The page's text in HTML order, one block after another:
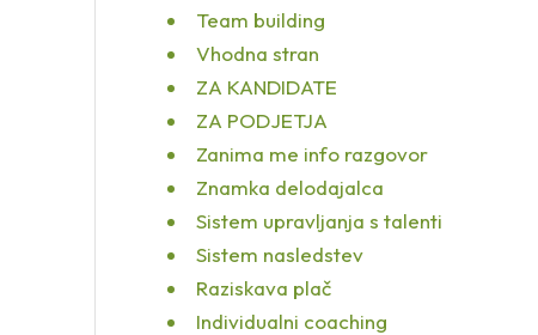
Team building
Vhodna stran
ZA KANDIDATE
ZA PODJETJA
Zanima me info razgovor
Znamka delodajalca
Sistem upravljanja s talenti
Sistem nasledstev
Raziskava plač
Individualni coaching